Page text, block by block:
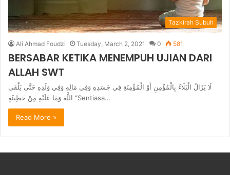
Tazkirah Subuh
Ali Ahmad Foudzi Tuesday, March 2, 2021 0 581
BERSABAR KETIKA MENEMPUH UJIAN DARI
ALLAH SWT
لَا يَزَالُ الْبَلَاءُ بِالْمُؤْمِنِ أَوْ الْمُؤْمِنَةِ فِي جَسَدِهِ وَفِي مَالِهِ وَفِي وَلَدِهِ حَتَّى يَلْقَى
اللَّهَ وَمَا عَلَيْهِ مِنْ خَطِيئَةٍ “Sentiasa…
Read More »